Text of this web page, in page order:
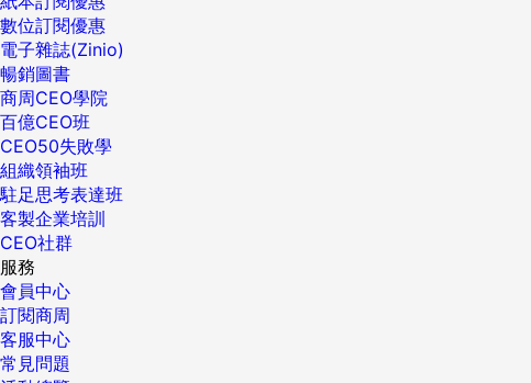
數位訂閱優惠
電子雜誌(Zinio)
暢銷圖書
商周CEO學院
百億CEO班
CEO50失敗學
組織領袖班
駐足思考表達班
客製企業培訓
CEO社群
服務
會員中心
訂閱商周
客服中心
常見問題